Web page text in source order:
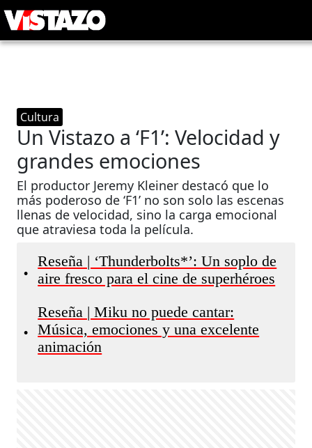
Cultura
Un Vistazo a ‘F1’: Velocidad y
grandes emociones
El productor Jeremy Kleiner destacó que lo
más poderoso de ‘F1’ no son solo las escenas
llenas de velocidad, sino la carga emocional
que atraviesa toda la película.
•
Reseña | ‘Thunderbolts*’: Un soplo de
aire fresco para el cine de superhéroes
•
Reseña | Miku no puede cantar:
Música, emociones y una excelente
animación